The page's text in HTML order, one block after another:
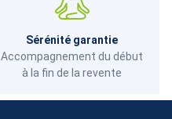
Sérénité garantie
Accompagnement du début
à la fin de la revente